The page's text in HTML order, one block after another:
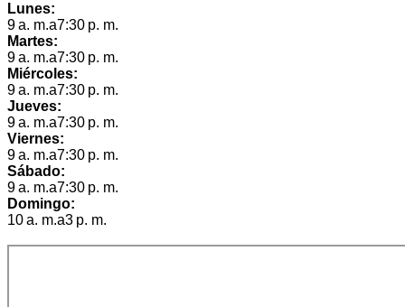
Lunes:
9 a. m.a7:30 p. m.
Martes:
9 a. m.a7:30 p. m.
Miércoles:
9 a. m.a7:30 p. m.
Jueves:
9 a. m.a7:30 p. m.
Viernes:
9 a. m.a7:30 p. m.
Sábado:
9 a. m.a7:30 p. m.
Domingo:
10 a. m.a3 p. m.